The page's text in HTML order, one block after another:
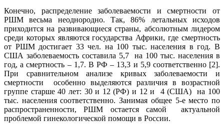
Конечно, распределение заболеваемости и смертности от
РШМ весьма неоднородно. Так, 86% летальных исходов
приходится на развивающиеся страны, абсолютным лидером
среди которых являются государства Африки, где смертность
от РШМ достигает 33 чел. на 100 тыс. населения в год. В
США заболеваемость составила 5,7 на 100 тыс. населения в
год, а смертность – 1,7. В РФ – 13,3 и 5,9 соответственно [2].
При сравнительном анализе кривых заболеваемости и
смертности особенно выделяются различия в возрастной
группе старше 40 лет: 30 и 12 (РФ) и 12 и 4 (США) на 100
тыс. населения соответственно. Занимая общее 5-е место по
распространенности, РШМ остается самой актуальной
проблемой гинекологической помощи в России.